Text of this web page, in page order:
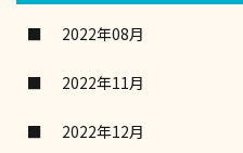
2022年08月
2022年11月
2022年12月